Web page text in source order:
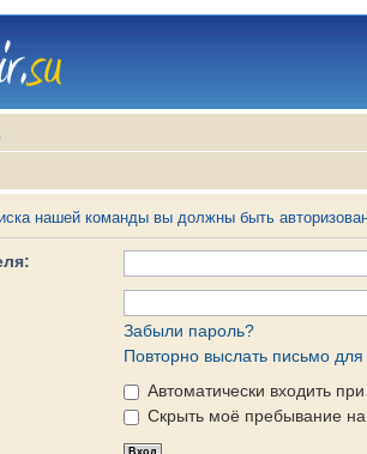
нашей команды вы должны быть
Забыли пароль?
Повторно выслать письмо для
Автоматически входить
Скрыть моё пребывание